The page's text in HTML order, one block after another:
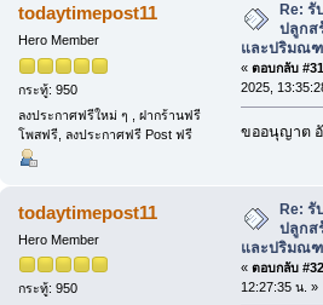
todaytimepost11
Hero Member
กระทู้: 950
ลงประกาศฟรีใหม่ ๆ , ฝากร้านฟรี
โพสฟรี, ลงประกาศฟรี Post ฟรี
Re: รั
ปลูกส
และปริมณ
« ตอบกลับ
2025,
ขออนุญาต
todaytimepost11
Hero Member
กระทู้: 950
Re: รั
ปลูกส
และปริมณ
« ตอบกลับ
12:27:35 น. »